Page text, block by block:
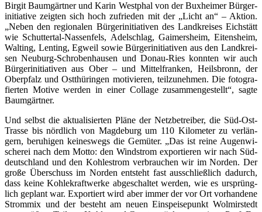
Bir­git Baum­gärt­ner und Karin West­phal von der Bux­hei­mer Bür­ger­
initia­ti­ve zeig­ten sich hoch zufrie­den mit der „Licht an“ – Akti­on.
„Neben den regio­na­len Bür­ger­initia­ti­ven des Land­krei­ses Eich­stätt
wie Schutt­er­tal-Nas­sen­fels, Adel­schlag, Gai­mers­heim, Eiten­sheim,
Walt­ing, Len­ting, Egweil sowie Bür­ger­initia­ti­ven aus den Land­krei­
sen Neu­burg-Schro­ben­hau­sen und Donau-Ries konn­ten wir auch
Bür­ger­initia­ti­ven aus Ober – und Mit­tel­fran­ken, Heils­bronn, der
Ober­pfalz und Ost­thü­rin­gen moti­vie­ren, teil­zu­neh­men. Die foto­gra­
fier­ten Moti­ve wer­den in einer Col­la­ge zusam­men­ge­stellt“, sag­te
Baumgärtner.
Und selbst die aktua­li­sier­ten Plä­ne der Netz­be­trei­ber, die Süd-Ost-
Tras­se bis nörd­lich von Mag­de­burg um 110 Kilo­me­ter zu ver­län­
gern, beru­hi­gen kei­nes­wegs die Gemü­ter. „Das ist rei­ne Augen­wi­
sche­rei nach dem Mot­to: den Wind­strom expor­tie­ren wir nach Süd­
deutsch­land und den Koh­lestrom ver­brau­chen wir im Nor­den. Der
gro­ße Über­schuss im Nor­den ent­steht fast aus­schließ­lich dadurch,
dass kei­ne Koh­le­kraft­wer­ke abge­schal­tet wer­den, wie es ursprüng­
lich geplant war. Expor­tiert wird aber immer der vor Ort vor­han­de­ne
Strom­mix und der besteht am neu­en Ein­spei­se­punkt Wol­mir­stedt